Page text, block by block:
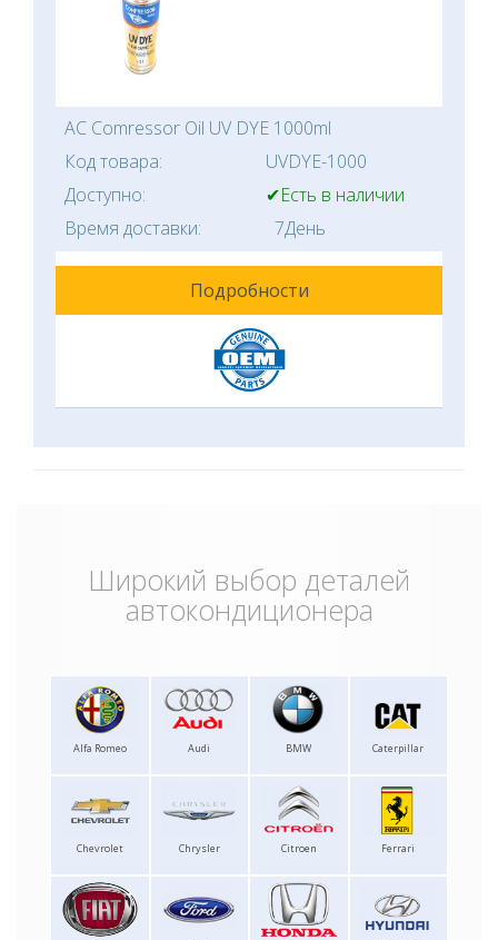
AC Comressor Oil UV DYE 1000ml
Код товара:
UVDYE-1000
Доступно:
✔Есть в наличии
Время доставки:
7День
Подробности
Широкий выбор деталей
автокондиционера
Alfa Romeo Audi BMW Caterpillar
Chevrolet Chrysler Citroen Ferrari